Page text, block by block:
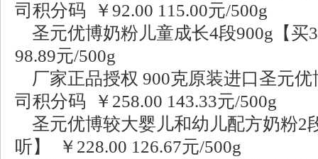
司积分码 ￥92.00 115.00元/500g
圣元优博奶粉儿童成长4段900g【买
98.89元/500g
厂家正品授权 900克原装进口圣元优
司积分码 ￥258.00 143.33元/500g
圣元优博较大婴儿和幼儿配方奶粉2
听】 ￥228.00 126.67元/500g